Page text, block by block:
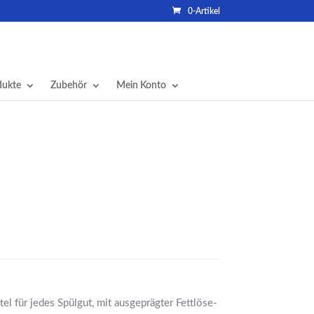
0-Artikel
Zubehör Mein Konto
für jedes Spülgut, mit ausgeprägter Fettlöse-